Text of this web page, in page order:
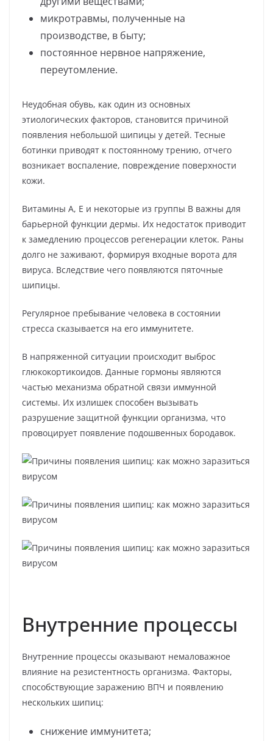
микротравмы, полученные на
производстве, в быту;
постоянное нервное напряжение,
переутомление.
Неудобная обувь, как один из основных
этиологических факторов, становится причиной
появления небольшой шипицы у детей. Тесные
ботинки приводят к постоянному трению, отчего
возникает воспаление, повреждение поверхности
кожи.
Витамины А, Е и некоторые из группы В важны для
барьерной функции дермы. Их недостаток приводит
к замедлению процессов регенерации клеток. Раны
долго не заживают, формируя входные ворота для
вируса. Вследствие чего появляются пяточные
шипицы.
Регулярное пребывание человека в состоянии
стресса сказывается на его иммунитете.
В напряженной ситуации происходит выброс
глюкокортикоидов. Данные гормоны являются
частью механизма обратной связи иммунной
системы. Их излишек способен вызывать
разрушение защитной функции организма, что
провоцирует появление подошвенных бородавок.
Внутренние процессы
Внутренние процессы оказывают немаловажное
влияние на резистентность организма. Факторы,
способствующие заражению ВПЧ и появлению
нескольких шипиц:
снижение иммунитета;